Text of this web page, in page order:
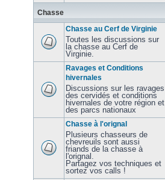
Chasse
Chasse au Cerf de Virginie
Toutes les discussions sur
la chasse au Cerf de
Virginie.
Ravages et Conditions
hivernales
Discussions sur les ravages
des cervidés et conditions
hivernales de votre région et
des parcs nationaux
Chasse à l'orignal
Plusieurs chasseurs de
chevreuils sont aussi
friands de la chasse à
l'orignal.
Partagez vos techniques et
sortez vos calls !